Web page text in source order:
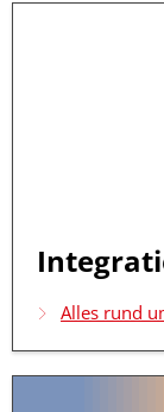
Alles rund